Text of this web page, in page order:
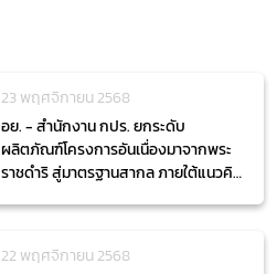
23 พฤศจิกายน 2568
อย. - สำนักงาน กปร. ยกระดับ
ผลิตภัณฑ์โครงการอันเนื่องมาจากพระ
ราชดำริ สู่มาตรฐานสากล ภายใต้แนวคิด
22 พฤศจิกายน 2568